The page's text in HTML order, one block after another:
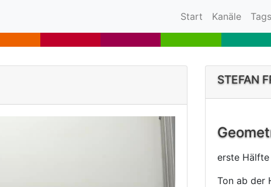
Start (current)
Kanäle Tags
STEFAN
erste
Ton ab der